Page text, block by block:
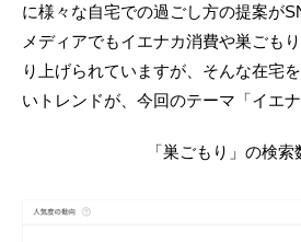
に様々な自宅での過ごし方の提案が
メディアでもイエナカ消費や巣ごも
り上げられていますが、そんな在宅
いトレンドが、今回のテーマ「イエ
「巣ごもり」の検索